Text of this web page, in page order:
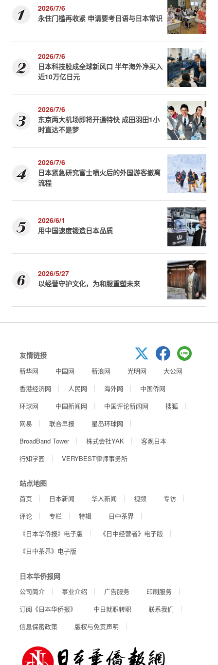
2026/7/6
永住门槛再收紧 申请要考日语与日本常识
2026/7/6
日本科技股成全球新风口 半年海外净买入
近10万亿日元
2026/7/6
东京两大机场即将开通特快 成田羽田1小
时直达不是梦
2026/7/6
日本紧急研究富士喷火后的外国游客撤离
流程
2026/6/1
用中国速度锻造日本品质
2026/5/27
以经营守护文化，为和服重塑未来
友情链接
新华网 中国网 新浪网 光明网
大公网
香港经济网
人民网 海外网
中国侨网
环球网
中国新闻网 中国评论新闻网
搜狐
网易
联合早报
星岛环球网
BroadBand Tower
株式会社YAK
客观日本
行知学园
VERYBEST律师事务所
站点地图
首页 日本新闻 华人新闻 视频
专访
评论
专栏 特辑
日中茶界
《日本华侨报》电子版
《日中经营者》电子版
《日中茶界》电子版
日本华侨报网
公司简介 事业介绍 广告服务
印刷服务
订阅《日本华侨报》
中日就职转职
联系我们
信息保密政策
版权与免责声明